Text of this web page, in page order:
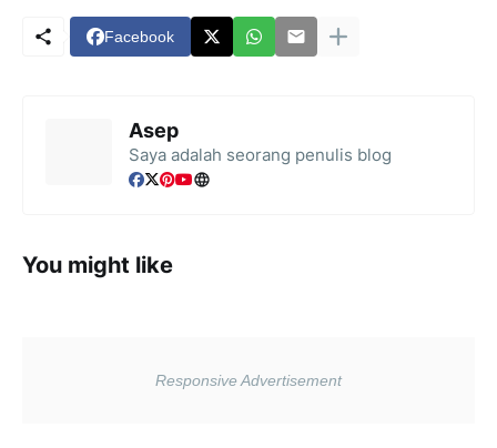
Facebook
Asep
Saya adalah seorang penulis blog
You might like